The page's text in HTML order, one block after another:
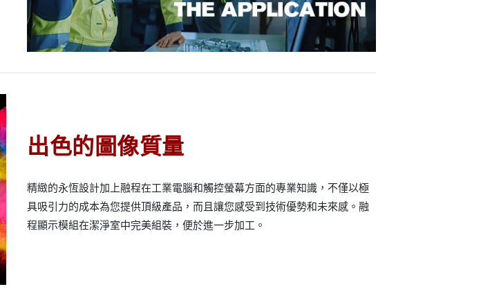
出色的圖像質量
精緻的永恆設計加上融程在工業電腦和觸控螢幕方面的專業知識，不僅以極
具吸引力的成本為您提供頂級產品，而且讓您感受到技術優勢和未來感。融
程顯示模組在潔淨室中完美組裝，便於進一步加工。